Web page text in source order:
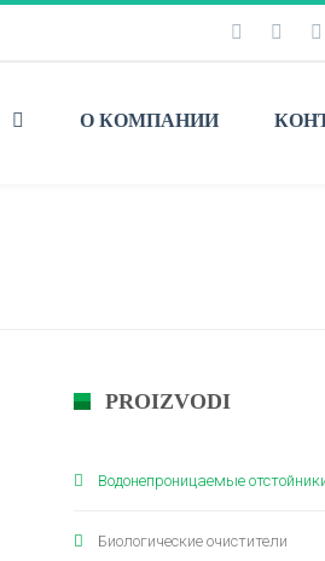
О КОМПАНИИ
PROIZVODI
Водонепроницаемые
Биологические очистители